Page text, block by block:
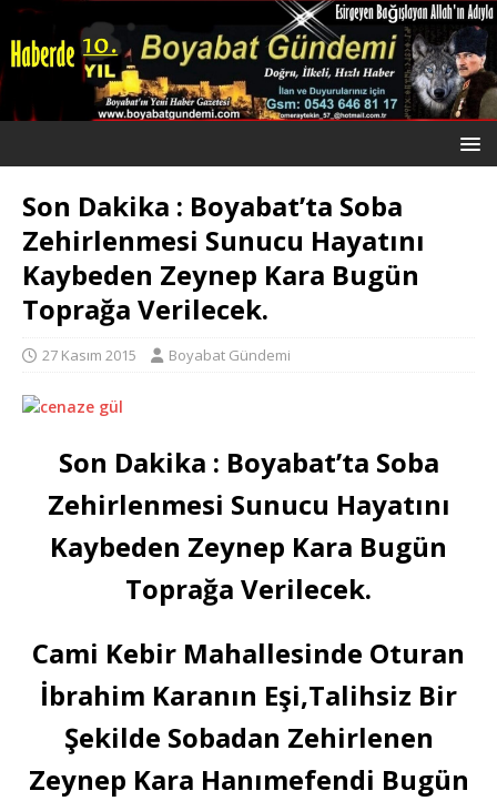
Son Dakika : Boyabat’ta Soba
Zehirlenmesi Sunucu Hayatını
Kaybeden Zeynep Kara Bugün
Toprağa Verilecek.
27 Kasım 2015 Boyabat Gündemi
Son Dakika : Boyabat’ta Soba
Zehirlenmesi Sunucu Hayatını
Kaybeden Zeynep Kara Bugün
Toprağa Verilecek.
Cami Kebir Mahallesinde Oturan
İbrahim Karanın Eşi,Talihsiz Bir
Şekilde Sobadan Zehirlenen
Zeynep Kara Hanımefendi Bugün